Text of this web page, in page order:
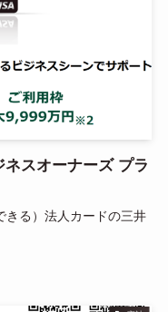
ネスオーナーズ プラ
きる）法人カードの三井